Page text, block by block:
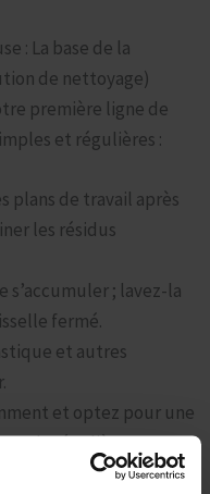
: La base de la
de nettoyage)
première ligne de
et régulières :
plans de travail après
les résidus
s’accumuler ; lavez-la
fermé.
et autres
et optez pour une
la régulièrement
comme de l’eau